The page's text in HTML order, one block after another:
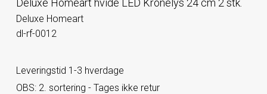
Deluxe Homeart hvide LED Kronelys 24 cm 2 stk.
Deluxe Homeart
dl-rf-0012
Leveringstid 1-3 hverdage
OBS: 2. sortering - Tages ikke retur